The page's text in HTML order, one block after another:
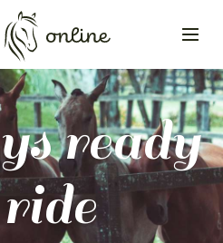
ready